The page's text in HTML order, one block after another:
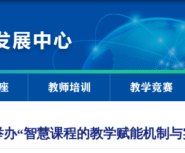
教师培训 教学竞赛
“智慧课程的教学赋能机制